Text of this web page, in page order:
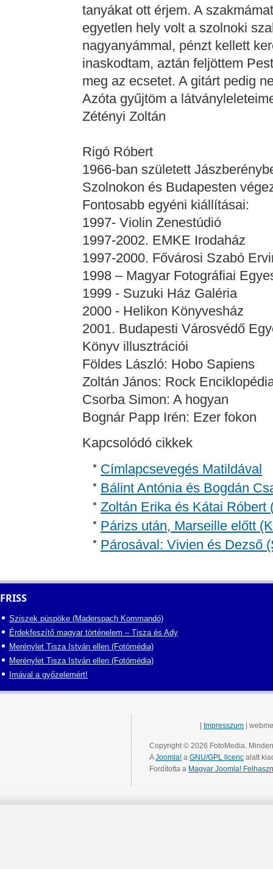
tanyákat ott érjem. A
egyetlen hely volt a szolnoki
nagyanyámmal, pénzt kellett
inaskodtam, aztán feljöttem
meg az ecsetet. A gitárt pedig
Azóta gyűjtöm a
Zétényi Zoltán
Rigó Róbert
1966-ban született
Szolnokon és Budapesten
Fontosabb egyéni kiállításai:
1997- Violin Zenestúdió
1997-2002. EMKE Irodaház
1997-2000. Fővárosi Szabó
1998 – Magyar Fotográfiai
1999 - Suzuki Ház Galéria
2000 - Helikon Könyvesház
2001. Budapesti Városvédő
Könyv illusztrációi
Földes László: Hobo Sapiens
Zoltán János: Rock
Csorba Simon: A hogyan
Bognár Papp Irén: Ezer fokon
Kapcsolódó cikkek
Címlapcsevegés Matildával
Bálint Antónia és Bogdán
Zoltán Erika és Kátai Róbert
Párizs után, Marseille előtt
Párosával: Vivien és Dezső
FRISS
Sziszek püspöke (Maderspach Kommandó)
Érdekfeszítő magyar történelem – Tisza és Ady
Merénylet Tisza István ellen (Fotómédia)
Merénylet Tisza István ellen (Fotómédia)
Imával a győzelemért!
Impresszum |
Copyright © 2026 FotoMedia.
AJoomla! a GNU/GPL licenc alatt
Fordította a Magyar Joomla!